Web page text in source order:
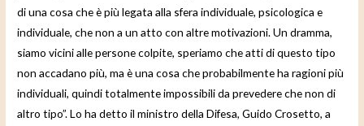
di una cosa che è più legata alla sfera individuale, psicologica e
individuale, che non a un atto con altre motivazioni. Un dramma,
siamo vicini alle persone colpite, speriamo che atti di questo tipo
non accadano più, ma è una cosa che probabilmente ha ragioni più
individuali, quindi totalmente impossibili da prevedere che non di
altro tipo”. Lo ha detto il ministro della Difesa, Guido Crosetto, a